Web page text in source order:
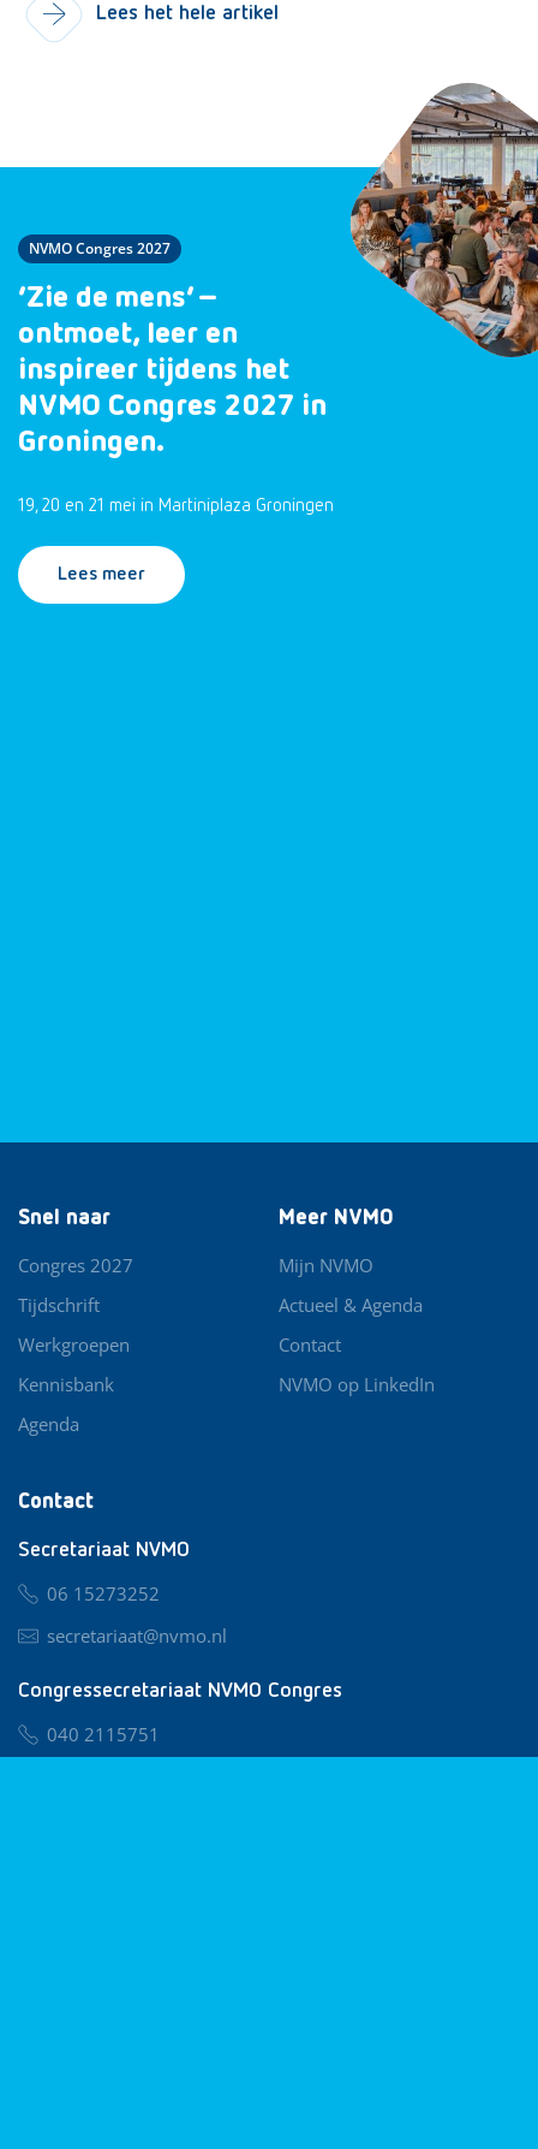
Lees het hele artikel
NVMO Congres 2027
‘Zie de mens’ –
ontmoet, leer en
inspireer tijdens het
NVMO Congres 2027 in
Groningen.
19, 20 en 21 mei in Martiniplaza Groningen
Lees meer
Contact
Secretariaat NVMO
06 15273252
secretariaat@nvmo.nl
Congressecretariaat NVMO Congres
040 2115751
Snel naar
Congres 2027
Tijdschrift
Werkgroepen
Kennisbank
Agenda
Meer NVMO
Mijn NVMO
Actueel & Agenda
Contact
NVMO op LinkedIn